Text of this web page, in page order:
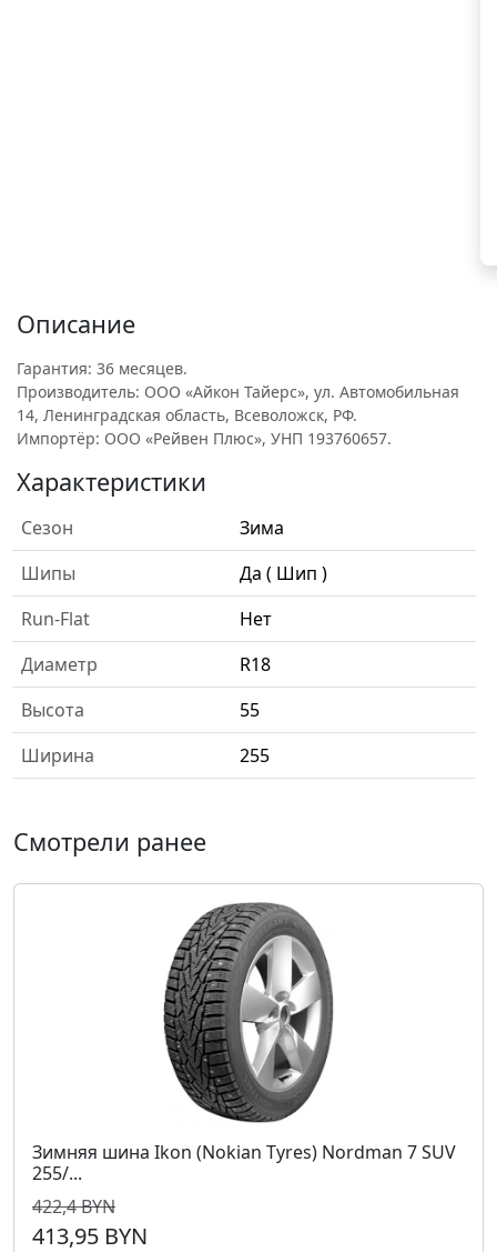
Описание
Гарантия: 36 месяцев.
Производитель: ООО «Айкон Тайерс», ул. Автомобильная
14, Ленинградская область, Всеволожск, РФ.
Импортёр: ООО «Рейвен Плюс», УНП 193760657.
Характеристики
Сезон
Зима
Шипы
Да ( Шип )
Run-Flat
Нет
Диаметр
R18
Высота
55
Ширина
255
Смотрели ранее
Зимняя шина Ikon (Nokian Tyres) Nordman 7 SUV
255/...
422,4 BYN
413,95 BYN